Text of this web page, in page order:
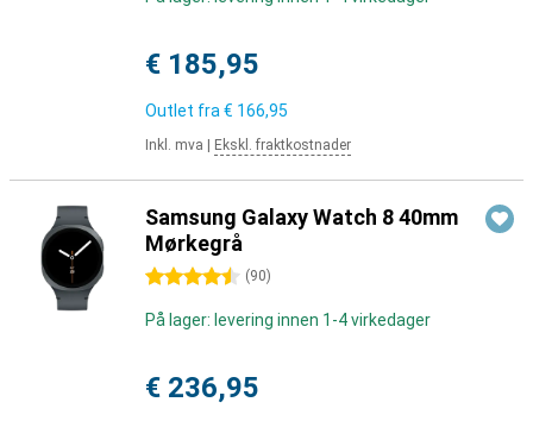
€ 185,95
Outlet fra € 166,95
Inkl. mva Ekskl. fraktkostnader
Samsung Galaxy Watch 8 40mm
Mørkegrå
4.5 stjerner (90)
På lager: levering innen 1-4 virkedager
€ 236,95